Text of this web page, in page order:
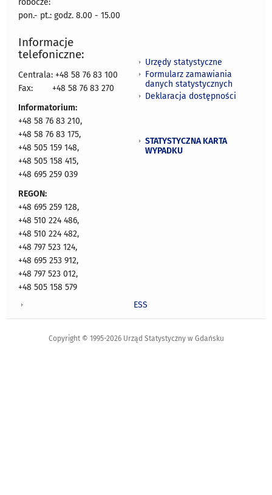
pon.- pt.: godz. 8.00 - 15.00
Informacje
telefoniczne:
Centrala: +48 58 76 83 100
Fax:
+48 58 76 83 270
Informatorium:
+48 58 76 83 210,
+48 58 76 83 175,
+48 505 159 148,
+48 505 158 415,
+48 695 259 039
REGON:
+48 695 259 128,
+48 510 224 486,
+48 510 224 482,
+48 797 523 124,
+48 695 253 912,
+48 797 523 012,
+48 505 158 579
Urzędy statystyczne
Formularz zamawiania
danych statystycznych
Deklaracja dostępności
STATYSTYCZNA KARTA
WYPADKU
ESS
Copyright © 1995-2026 Urząd Statystyczny w Gdańsku